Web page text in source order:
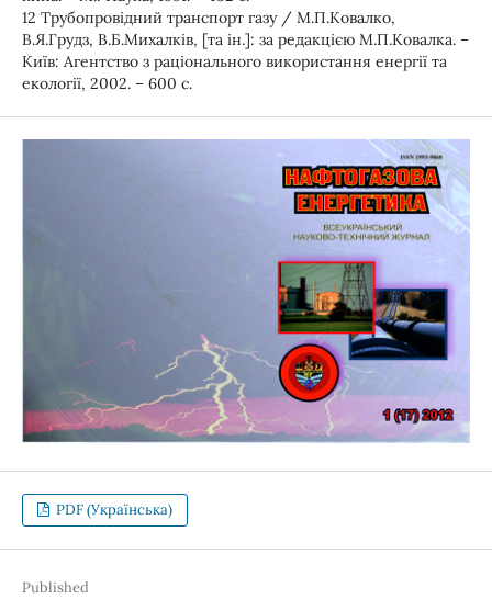
12 Трубопровідний транспорт газу / М.П.Ковалко,
В.Я.Грудз, В.Б.Михалків, [та ін.]: за редакцією М.П.Ковалка. –
Київ: Агентство з раціонального використання енергії та
екології, 2002. – 600 с.
PDF (Українська)
Published